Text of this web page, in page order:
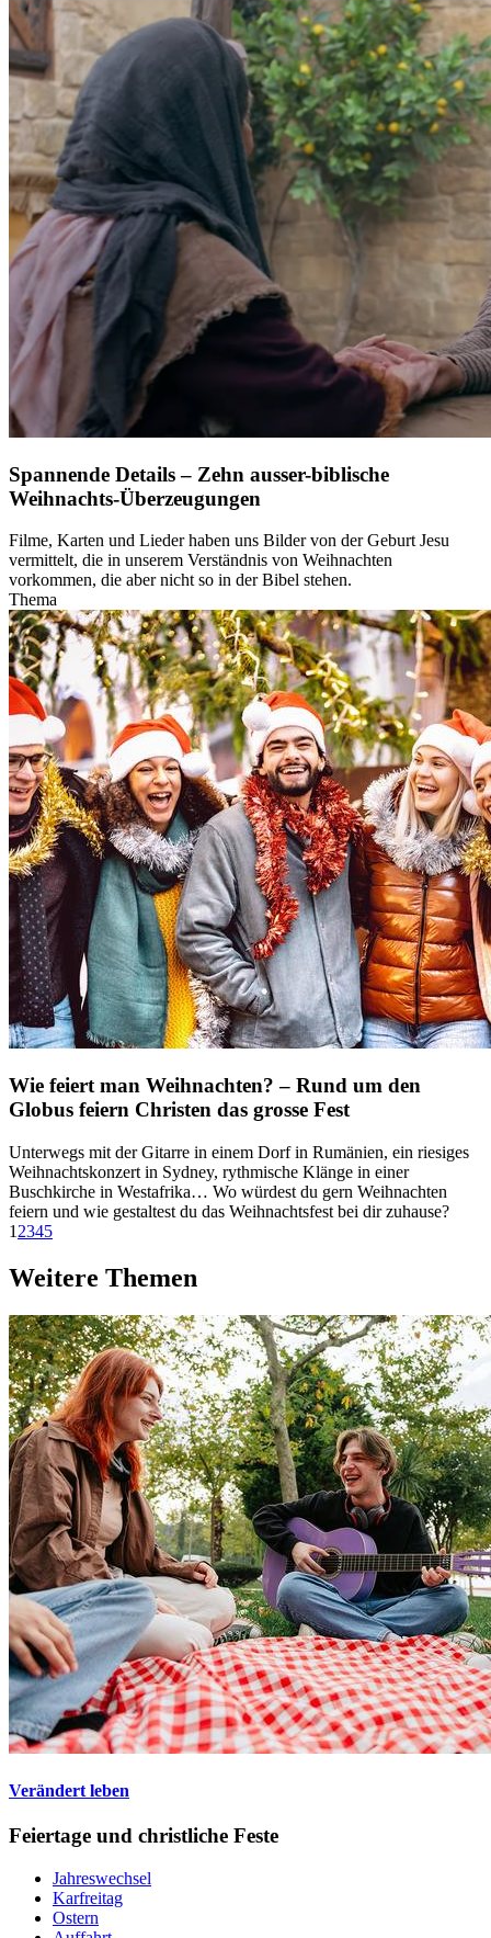
Spannende Details – Zehn ausser-biblische
Weihnachts-Überzeugungen
Filme, Karten und Lieder haben uns Bilder von der Geburt Jesu
vermittelt, die in unserem Verständnis von Weihnachten
vorkommen, die aber nicht so in der Bibel stehen.
Thema
Wie feiert man Weihnachten? – Rund um den
Globus feiern Christen das grosse Fest
Unterwegs mit der Gitarre in einem Dorf in Rumänien, ein riesiges
Weihnachtskonzert in Sydney, rythmische Klänge in einer
Buschkirche in Westafrika… Wo würdest du gern Weihnachten
feiern und wie gestaltest du das Weihnachtsfest bei dir zuhause?
1 2345
Weitere Themen
Verändert leben
Feiertage und christliche Feste
Jahreswechsel
Karfreitag
Ostern